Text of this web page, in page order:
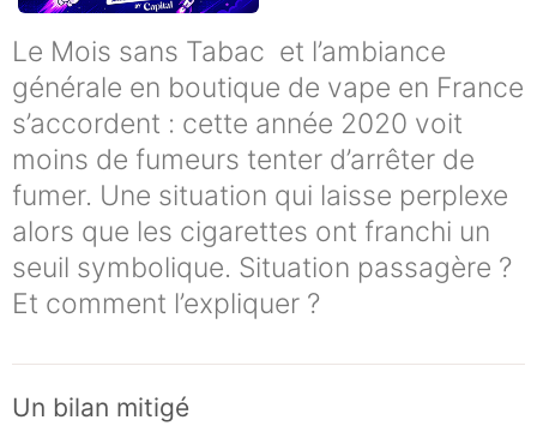
Le Mois sans Tabac et l’ambiance
générale en boutique de vape en France
s’accordent : cette année 2020 voit
moins de fumeurs tenter d’arrêter de
fumer. Une situation qui laisse perplexe
alors que les cigarettes ont franchi un
seuil symbolique. Situation passagère ?
Et comment l’expliquer ?
Un bilan mitigé